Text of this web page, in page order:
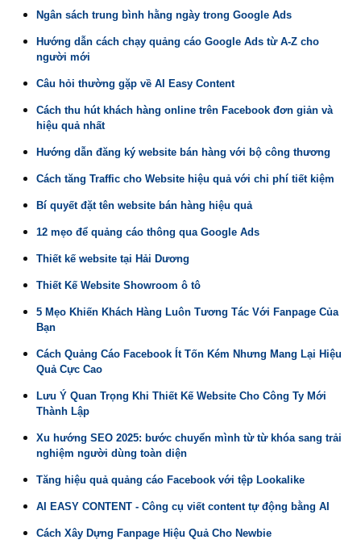
Ngân sách trung bình hằng ngày trong Google Ads
Hướng dẫn cách chạy quảng cáo Google Ads từ A-Z cho
người mới
Câu hỏi thường gặp về AI Easy Content
Cách thu hút khách hàng online trên Facebook đơn giản và
hiệu quả nhất
Hướng dẫn đăng ký website bán hàng với bộ công thương
Cách tăng Traffic cho Website hiệu quả với chi phí tiết kiệm
Bí quyết đặt tên website bán hàng hiệu quả
12 mẹo để quảng cáo thông qua Google Ads
Thiết kế website tại Hải Dương
Thiết Kế Website Showroom ô tô
5 Mẹo Khiến Khách Hàng Luôn Tương Tác Với Fanpage Của
Bạn
Cách Quảng Cáo Facebook Ít Tốn Kém Nhưng Mang Lại Hiệu
Quả Cực Cao
Lưu Ý Quan Trọng Khi Thiết Kế Website Cho Công Ty Mới
Thành Lập
Xu hướng SEO 2025: bước chuyển mình từ từ khóa sang trải
nghiệm người dùng toàn diện
Tăng hiệu quả quảng cáo Facebook với tệp Lookalike
AI EASY CONTENT - Công cụ viết content tự động bằng AI
Cách Xây Dựng Fanpage Hiệu Quả Cho Newbie